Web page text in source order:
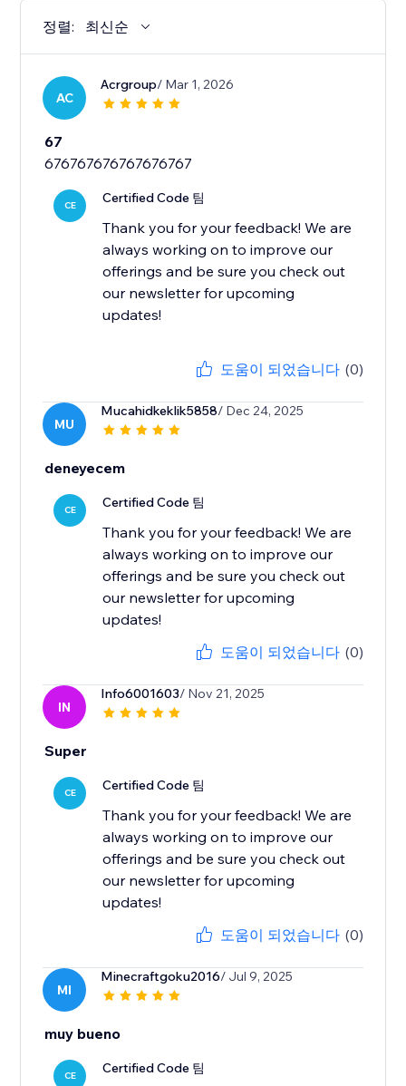
정렬: 최신순
AC
Acrgroup/ Mar 1, 2026
67
676767676767676767
CE Certified Code 팀
Thank you for your feedback! We are
always working on to improve our
offerings and be sure you check out
our newsletter for upcoming
updates!
도움이 되었습니다 (0)
MU
Mucahidkeklik5858/ Dec 24, 2025
deneyecem
CE Certified Code 팀
Thank you for your feedback! We are
always working on to improve our
offerings and be sure you check out
our newsletter for upcoming
updates!
도움이 되었습니다 (0)
IN
Info6001603/ Nov 21, 2025
Super
CE Certified Code 팀
Thank you for your feedback! We are
always working on to improve our
offerings and be sure you check out
our newsletter for upcoming
updates!
도움이 되었습니다 (0)
MI
Minecraftgoku2016/ Jul 9, 2025
muy bueno
CE Certified Code 팀